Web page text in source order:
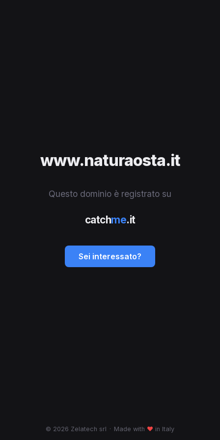
www.naturaosta.it
Questo dominio è registrato su
catchme.it
Sei interessato?
© 2026 Zelatech srl · Made with ♥ in Italy